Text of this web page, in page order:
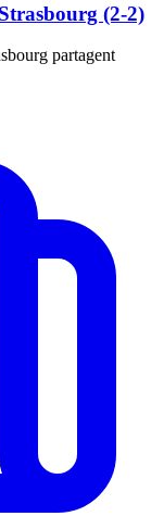
(2-2)
partagent